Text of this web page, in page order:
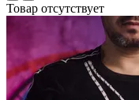
Товар отсутствует